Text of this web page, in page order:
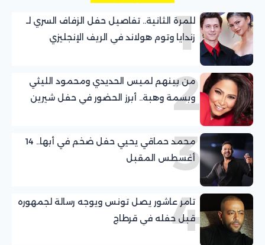
1
للمرة الثانية.. تفاصيل حفل الزفاف السري لـ
زندايا وتوم هولاند في الريف الإنجليزي
2
من بينهم لميس الحديدي ومحمود الليثي
وبسمة وهبة.. أبرز الحضور في حفل شيرين
3
محمد حماقي يحيي حفل ضخم في أبها.. 14
أغسطس المقبل
4
تامر عاشور يصل تونس ويوجه رسالة لجمهوره
قبل حفله في قرطاج